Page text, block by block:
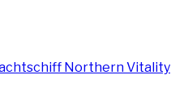
Northern Vitality